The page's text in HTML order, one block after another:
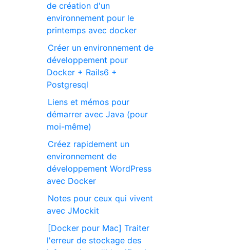
de création d'un
environnement pour le
printemps avec docker
Créer un environnement de
développement pour
Docker + Rails6 +
Postgresql
Liens et mémos pour
démarrer avec Java (pour
moi-même)
Créez rapidement un
environnement de
développement WordPress
avec Docker
Notes pour ceux qui vivent
avec JMockit
[Docker pour Mac] Traiter
l'erreur de stockage des